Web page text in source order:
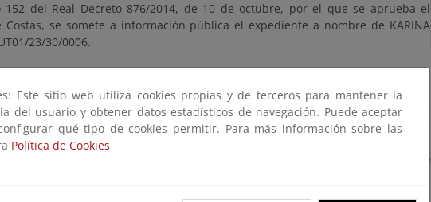
del Real Decreto 876/2014, de 10 de octubre, por el que se aprueba el
Costas, se somete a información pública el expediente a nombre de KARINA
23/30/0006.
del público durante un plazo de veinte (20) días hábiles, contados a
aquel en que tenga lugar la publicación de este anuncio en el Boletín Oficial
examinado en esta página, así como en las oficinas de la Demarcación de
en Avenida Alfonso X “El Sabio”, 6 - 1ª planta, Edificio de Servicios
en días hábiles y en horario comprendido entre las 9:00 y las 14:00 horas.
puede solicitar cita previa a través de la dirección de correo
Este sitio web utiliza cookies propias y de terceros para mantener la
del usuario y obtener datos estadísticos de navegación. Puede aceptar
qué tipo de cookies permitir. Para más información sobre las
Política de Cookies